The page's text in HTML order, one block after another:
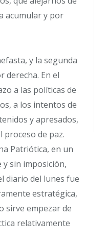
acumular y por
y la segunda
derecha. En el
a las políticas de
a los intentos de
y apresados,
de paz.
Patriótica, en un
sin imposición,
diario del lunes fue
estratégica,
sirve empezar de
relativamente